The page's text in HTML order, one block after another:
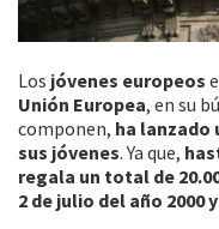
Los jóvenes europeos
Unión Europea, en su
componen, ha lanzado
sus jóvenes. Ya que,
regala un total de
2 de julio del año 2000